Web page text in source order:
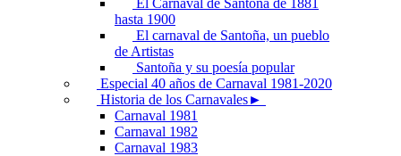
El Carnaval de Santoña de 1881
hasta 1900
El carnaval de Santoña, un pueblo
de Artistas
Santoña y su poesía popular
Especial 40 años de Carnaval 1981-2020
Historia de los Carnavales►
Carnaval 1981
Carnaval 1982
Carnaval 1983